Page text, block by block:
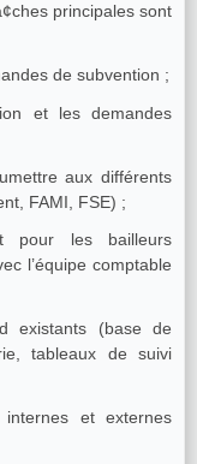
principales sont
de subvention ;
et les demandes
aux différents
FAMI, FSE) ;
pour les bailleurs
l’équipe comptable
existants (base de
tableaux de suivi
et externes